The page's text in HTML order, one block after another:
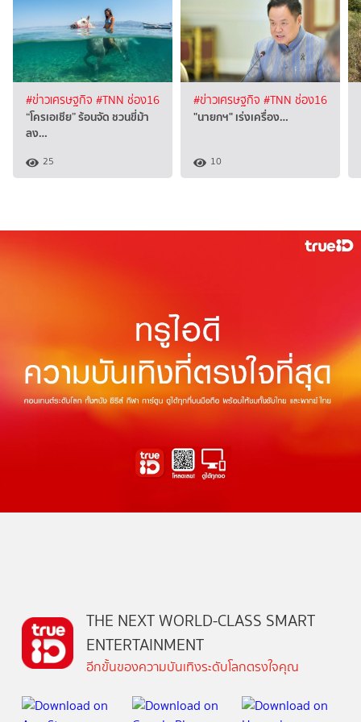
#ข่าวเศรษฐกิจ #TNN ช่อง16
“โครเอเชีย” ร้อนจัด ชวนขี่ม้า
ลง…
25
#ข่าวเศรษฐกิจ #TNN ช่อง16
"นายกฯ" เร่งเครื่อง…
10
THE NEXT WORLD-CLASS SMART
ENTERTAINMENT
อีกขั้นของความบันเทิงระดับโลกตรงใจคุณ